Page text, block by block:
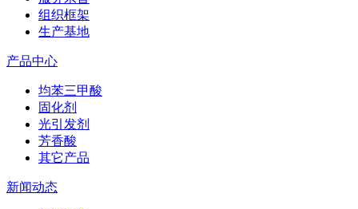
组织框架
生产基地
产品中心
均苯三甲酸
固化剂
光引发剂
芳香酸
其它产品
新闻动态